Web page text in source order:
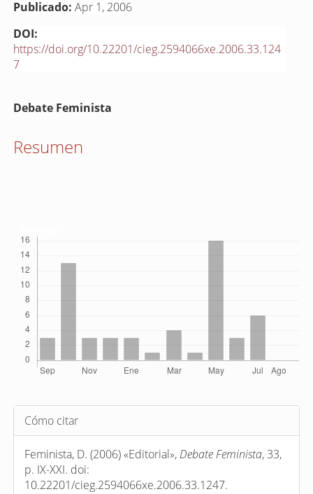
Publicado: Apr 1, 2006
DOI:
https://doi.org/10.22201/cieg.2594066xe.2006.33.124
7
Contenido
del
Debate Feminista
Resumen
Detalles
del
artículo
Cómo citar
Feminista, D. (2006) «Editorial», Debate Feminista, 33,
p. IX-XXI. doi:
10.22201/cieg.2594066xe.2006.33.1247.